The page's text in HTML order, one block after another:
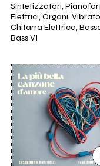
Sintetizzatori,
Elettrici, Organi,
Chitarra Elettrica,
Bass VI